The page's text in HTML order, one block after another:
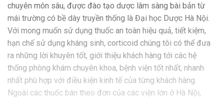
chuyên môn sâu, được đào tạo dược lâm sàng bài bản từ
mái trường có bề dày truyền thống là Đại học Dược Hà Nội.
Với mong muốn sử dụng thuốc an toàn hiệu quả, tiết kiệm,
hạn chế sử dụng kháng sinh, corticoid chúng tôi có thể đưa
ra những lời khuyên tốt, giới thiệu khách hàng tới các hệ
thống phòng khám chuyên khoa, bệnh viện tốt nhất, nhanh
nhất phù hợp với điều kiện kinh tế của từng khách hàng.
Ngoài các thuốc bán theo đơn của các viện lớn ở Hà Nội,